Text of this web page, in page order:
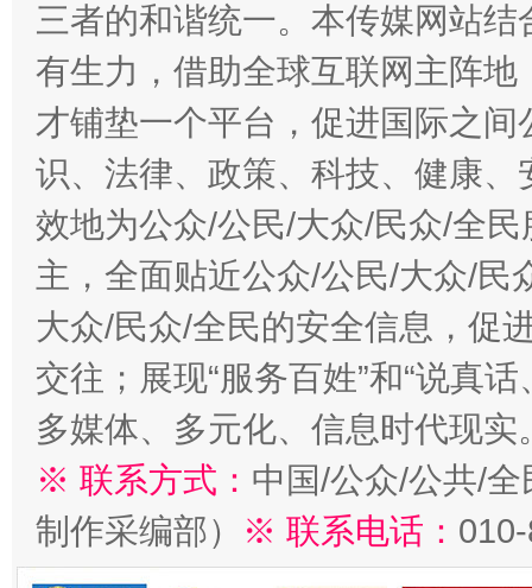
三者的和谐统一。本传媒网站
有生力，借助全球互联网主阵
才铺垫一个平台，促进国际之
识、法律、政策、科技、健康
效地为公众/公民/大众/民众/全
主，全面贴近公众/公民/大众/民
大众/民众/全民的安全信息，促
交往；展现“服务百姓”和“说真
多媒体、多元化、信息时代现实
※ 联系方式： 中国/公众/公共/
制作采编部）
※ 联系电话：